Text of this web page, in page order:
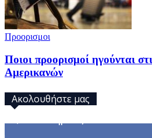
Προορισμοι
Ποιοι προορισμοί ηγούνται
Αμερικανών
Ακολουθήστε μας